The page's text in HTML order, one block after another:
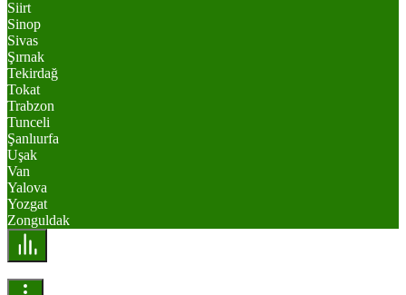
Siirt
Sinop
Sivas
Şırnak
Tekirdağ
Tokat
Trabzon
Tunceli
Şanlıurfa
Uşak
Van
Yalova
Yozgat
Zonguldak